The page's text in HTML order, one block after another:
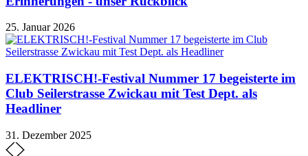
25. Januar 2026
ELEKTRISCH!-Festival Nummer 17 begeisterte im
Club Seilerstrasse Zwickau mit Test Dept. als
Headliner
31. Dezember 2025